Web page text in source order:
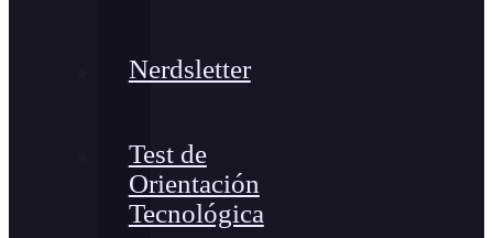
Nerdsletter
Test de
Orientación
Tecnológica